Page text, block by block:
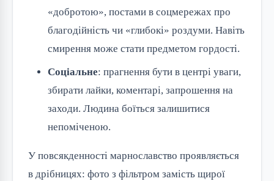
«добротою», постами в соцмережах про
благодійність чи «глибокі» роздуми. Навіть
смирення може стати предметом гордості.
Соціальне: прагнення бути в центрі уваги,
збирати лайки, коментарі, запрошення на
заходи. Людина боїться залишитися
непоміченою.
У повсякденності марнославство проявляється
в дрібницях: фото з фільтром замість щирої